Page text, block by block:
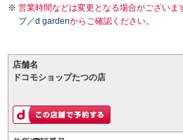
営業時間などは変更となる場合がございま
プ／d gardenからご確認ください。
店舗名
ドコモショップたつの店